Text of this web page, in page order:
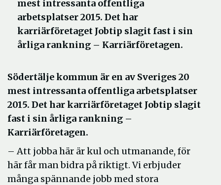
mest intressanta offentliga
arbetsplatser 2015. Det har
karriärföretaget Jobtip slagit fast i sin
årliga rankning – Karriärföretagen.
Södertälje kommun är en av Sveriges 20
mest intressanta offentliga arbetsplatser
2015. Det har karriärföretaget Jobtip slagit
fast i sin årliga rankning –
Karriärföretagen.
– Att jobba här är kul och utmanande, för
här får man bidra på riktigt. Vi erbjuder
många spännande jobb med stora